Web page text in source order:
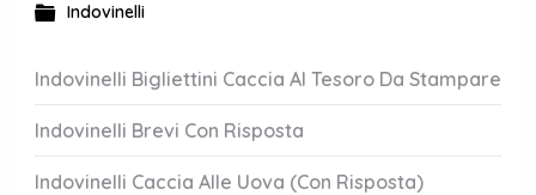
Indovinelli
Indovinelli Bigliettini Caccia Al Tesoro Da Stampare
Indovinelli Brevi Con Risposta
Indovinelli Caccia Alle Uova (Con Risposta)